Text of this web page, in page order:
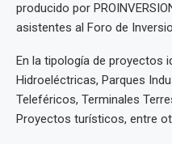
producido por
asistentes al Foro de
En la tipología de proyectos
Hidroeléctricas, Parques
Teleféricos, Terminales
Proyectos turísticos, entre